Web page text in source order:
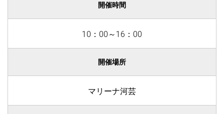
開催時間
10：00～16：00
開催場所
マリーナ河芸